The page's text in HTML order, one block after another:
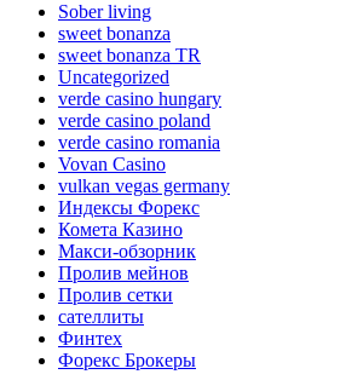
Sober living
sweet bonanza
sweet bonanza TR
Uncategorized
verde casino hungary
verde casino poland
verde casino romania
Vovan Casino
vulkan vegas germany
Индексы Форекс
Комета Казино
Макси-обзорник
Пролив мейнов
Пролив сетки
сателлиты
Финтех
Форекс Брокеры